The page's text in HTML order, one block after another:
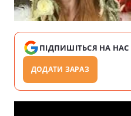
ПІДПИШІТЬСЯ НА НАС
ДОДАТИ ЗАРАЗ